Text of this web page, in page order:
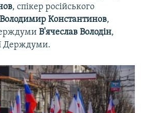
, спікер російського
Володимир Константинов,
В'ячеслав Володін,
Держдуми.